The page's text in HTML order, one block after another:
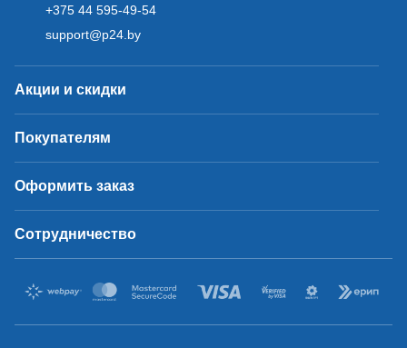
+375 44 595-49-54
support@p24.by
Акции и скидки
Покупателям
Оформить заказ
Сотрудничество